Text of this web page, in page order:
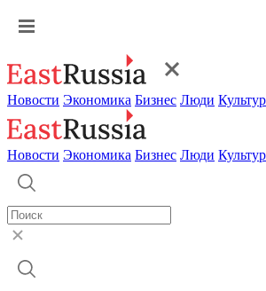
Новости Экономика Бизнес Люди
Новости Экономика Бизнес Люди